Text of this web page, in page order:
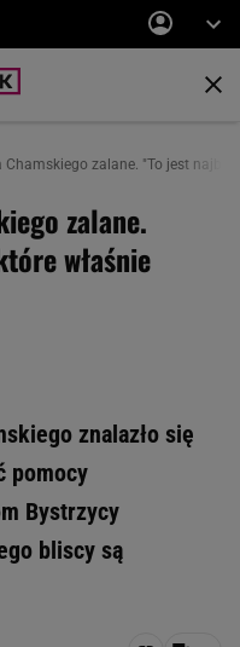
Chamskiego zalane. "To jest
zalane.
właśnie
znalazło się
pomocy
Bystrzycy
bliscy są